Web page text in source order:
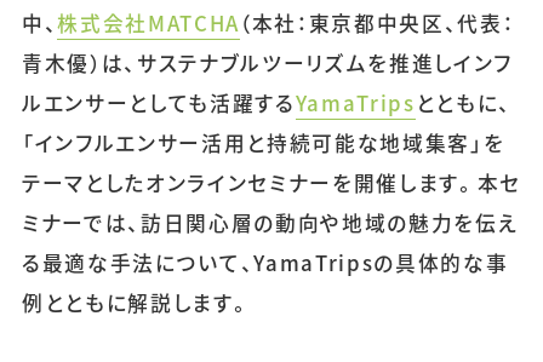
中、株式会社MATCHA（本社：東京都中央区、代表：
青木優）は、サステナブルツーリズムを推進しインフ
ルエンサーとしても活躍するYamaTrips とともに、
「インフルエンサー活用と持続可能な地域集客」を
テーマとしたオンラインセミナーを開催します。本セ
ミナーでは、訪日関心層の動向や地域の魅力を伝え
る最適な手法について、YamaTripsの具体的な事
例とともに解説します。